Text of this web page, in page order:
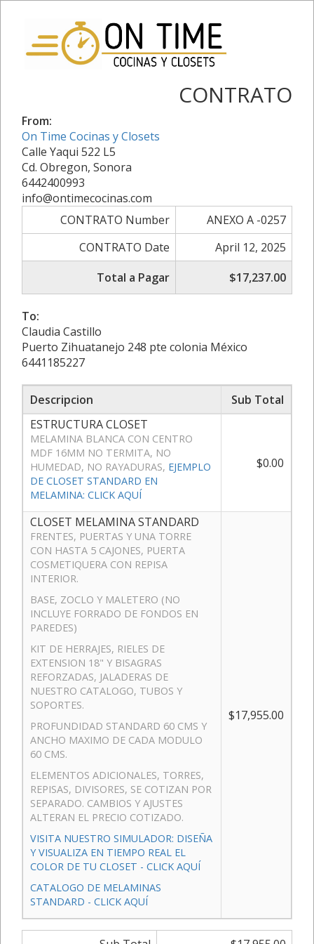
CONTRATO
From:
On Time Cocinas y Closets
Calle Yaqui 522 L5
Cd. Obregon, Sonora
6442400993
info@ontimecocinas.com
CONTRATO Number
ANEXO A -0257
CONTRATO Date
April 12, 2025
Total a Pagar
$17,237.00
To:
Claudia Castillo
Puerto Zihuatanejo 248 pte colonia México
6441185227
Descripcion
Sub Total
ESTRUCTURA CLOSET
MELAMINA BLANCA CON CENTRO
MDF 16MM NO TERMITA, NO
HUMEDAD, NO RAYADURAS, EJEMPLO
DE CLOSET STANDARD EN
MELAMINA: CLICK AQUÍ
$0.00
CLOSET MELAMINA STANDARD
FRENTES, PUERTAS Y UNA TORRE
CON HASTA 5 CAJONES, PUERTA
COSMETIQUERA CON REPISA
INTERIOR.
BASE, ZOCLO Y MALETERO (NO
INCLUYE FORRADO DE FONDOS EN
PAREDES)
KIT DE HERRAJES, RIELES DE
EXTENSION 18" Y BISAGRAS
REFORZADAS, JALADERAS DE
NUESTRO CATALOGO, TUBOS Y
SOPORTES.
PROFUNDIDAD STANDARD 60 CMS Y
ANCHO MAXIMO DE CADA MODULO
60 CMS.
ELEMENTOS ADICIONALES, TORRES,
REPISAS, DIVISORES, SE COTIZAN POR
SEPARADO. CAMBIOS Y AJUSTES
ALTERAN EL PRECIO COTIZADO.
VISITA NUESTRO SIMULADOR: DISEÑA
Y VISUALIZA EN TIEMPO REAL EL
COLOR DE TU CLOSET - CLICK AQUÍ
CATALOGO DE MELAMINAS
STANDARD - CLICK AQUÍ
$17,955.00